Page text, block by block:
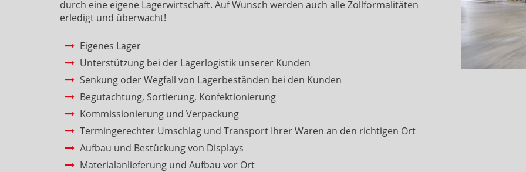
durch eine eigene Lagerwirtschaft. Auf Wunsch werden auch alle Zollformalitäten
erledigt und überwacht!
Eigenes Lager
Unterstützung bei der Lagerlogistik unserer Kunden
Senkung oder Wegfall von Lagerbeständen bei den Kunden
Begutachtung, Sortierung, Konfektionierung
Kommissionierung und Verpackung
Termingerechter Umschlag und Transport Ihrer Waren an den richtigen Ort
Aufbau und Bestückung von Displays
Materialanlieferung und Aufbau vor Ort